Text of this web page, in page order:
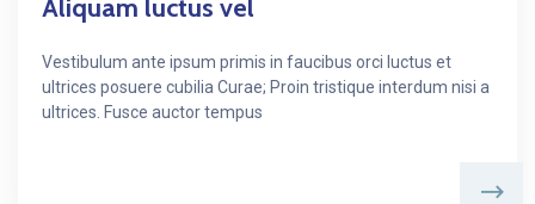
Aliquam luctus vel
Vestibulum ante ipsum primis in faucibus orci luctus et
ultrices posuere cubilia Curae; Proin tristique interdum nisi a
ultrices. Fusce auctor tempus